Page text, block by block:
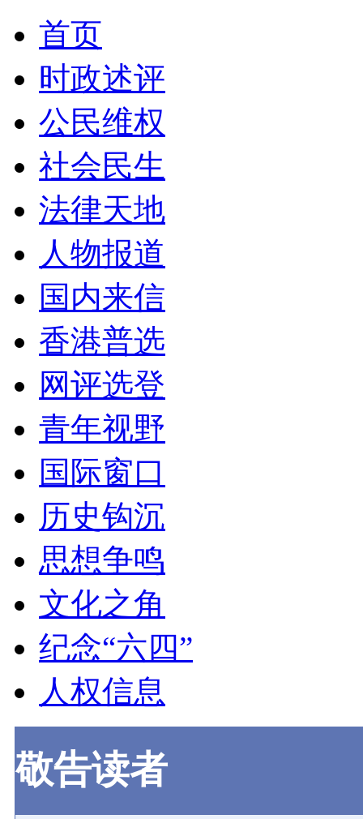
首页
时政述评
公民维权
社会民生
法律天地
人物报道
国内来信
香港普选
网评选登
青年视野
国际窗口
历史钩沉
思想争鸣
文化之角
纪念“六四”
人权信息
敬告读者